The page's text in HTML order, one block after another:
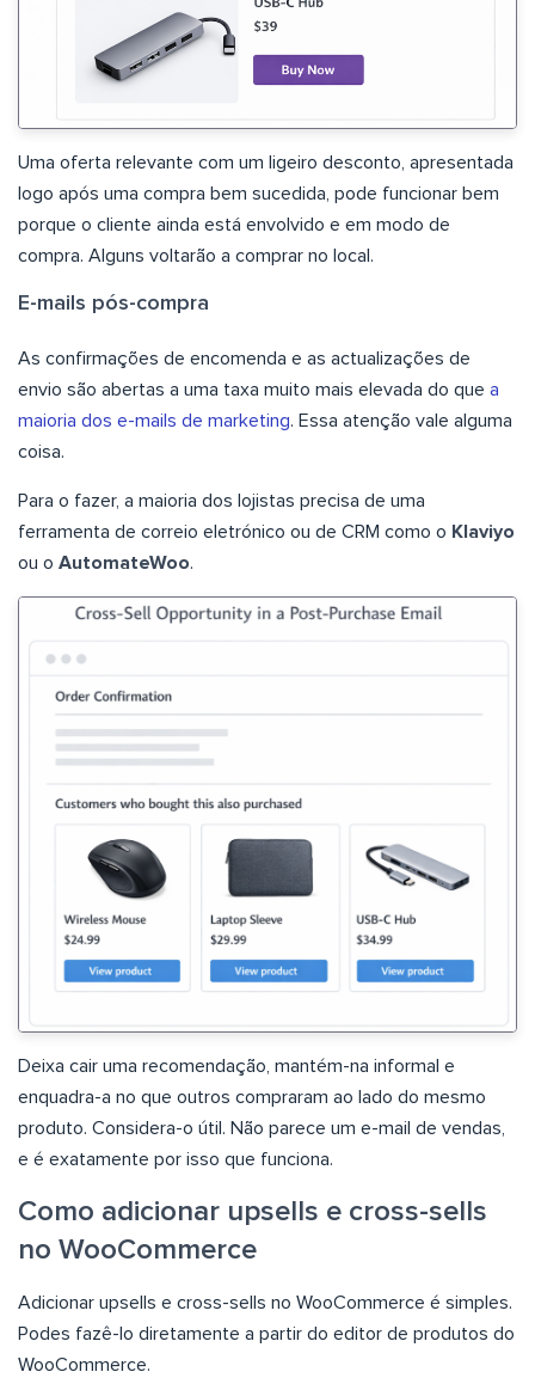
Uma oferta relevante com um ligeiro desconto, apresentada
logo após uma compra bem sucedida, pode funcionar bem
porque o cliente ainda está envolvido e em modo de
compra. Alguns voltarão a comprar no local.
E-mails pós-compra
As confirmações de encomenda e as actualizações de
envio são abertas a uma taxa muito mais elevada do que a
maioria dos e-mails de marketing. Essa atenção vale alguma
coisa.
Para o fazer, a maioria dos lojistas precisa de uma
ferramenta de correio eletrónico ou de CRM como o Klaviyo
ou o AutomateWoo.
Deixa cair uma recomendação, mantém-na informal e
enquadra-a no que outros compraram ao lado do mesmo
produto. Considera-o útil. Não parece um e-mail de vendas,
e é exatamente por isso que funciona.
Como adicionar upsells e cross-sells
no WooCommerce
Adicionar upsells e cross-sells no WooCommerce é simples.
Podes fazê-lo diretamente a partir do editor de produtos do
WooCommerce.